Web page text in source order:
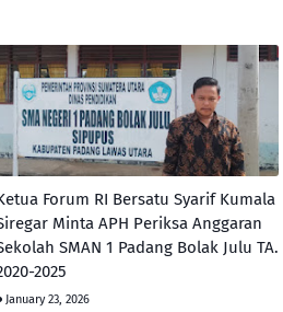
Forum RI Bersatu Syarif Kumala
Minta APH Periksa Anggaran
SMAN 1 Padang Bolak Julu TA.
2025
January 23, 2026